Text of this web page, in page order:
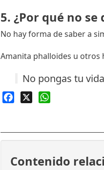
5. ¿Por qué no
No hay forma de saber a
Amanita phalloides u otros
No pongas tu
Facebook
Contenido